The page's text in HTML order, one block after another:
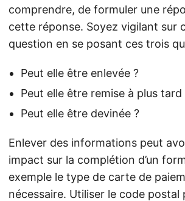
comprendre, de formuler une
cette réponse. Soyez vigilant sur
question en se posant ces trois
Peut elle être enlevée ?
Peut elle être remise à plus tard
Peut elle être devinée ?
Enlever des informations peut
impact sur la complétion d’un
exemple le type de carte de
nécessaire. Utiliser le code postal